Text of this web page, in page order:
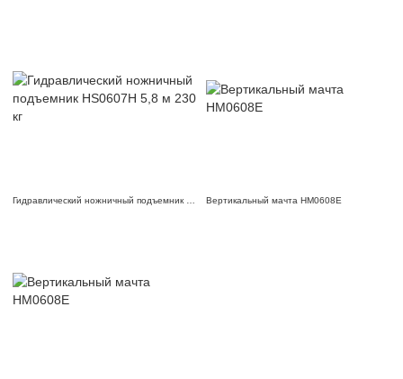
Вертикальный мачта HM0608E